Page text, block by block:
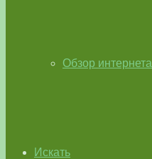
Обзор интернета
Искать